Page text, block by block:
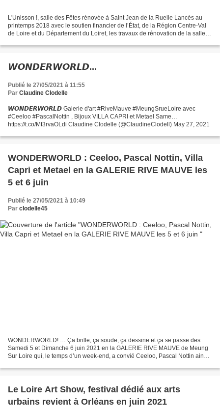
L'Unisson !, salle des Fêtes rénovée à Saint Jean de la Ruelle Lancés au
printemps 2018 avec le soutien financier de l’État, de la Région Centre-Val
de Loire et du Département du Loiret, les travaux de rénovation de la salle
𝙒𝙊𝙉𝘿𝙀𝙍𝙒𝙊𝙍𝙇𝘿...
Publié le 27/05/2021 à 11:55
Par Claudine Clodelle
𝙒𝙊𝙉𝘿𝙀𝙍𝙒𝙊𝙍𝙇𝘿 Galerie d'art #RiveMauve #MeungSrueLoire avec
#Ceeloo #PascalNottin , Bijoux VILLA CAPRI et Metael Same…
https://t.co/Mt3rvaOLdi Claudine Clodelle (@ClaudineClodell) May 27, 2021
WONDERWORLD : Ceeloo, Pascal Nottin, Villa
Capri et Metael en la GALERIE RIVE MAUVE les
5 et 6 juin
Publié le 27/05/2021 à 10:49
Par clodelle45
WONDERWORLD! … Ça brille, ça soude, ça dessine et ça se passe des
Samedi 5 et Dimanche 6 juin 2021 en la GALERIE RIVE MAUVE de Meung
Sur Loire qui, le temps d’un week-end, a convié Ceeloo, Pascal Nottin ainsi
Le Loire Art Show, festival dédié aux arts
urbains revient à Orléans en juin 2021